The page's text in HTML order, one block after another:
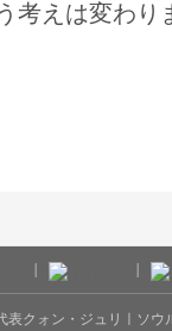
考えは変わり
表クォン・ジュリㅣソ